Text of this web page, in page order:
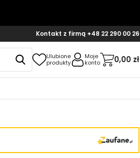
Kontakt z firmą +48 22 290 00 26
Ulubione
produkty
Moje
konto
0,00 zł